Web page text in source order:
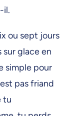
il.
ou sept jours
sur glace en
simple pour
pas friand
tu